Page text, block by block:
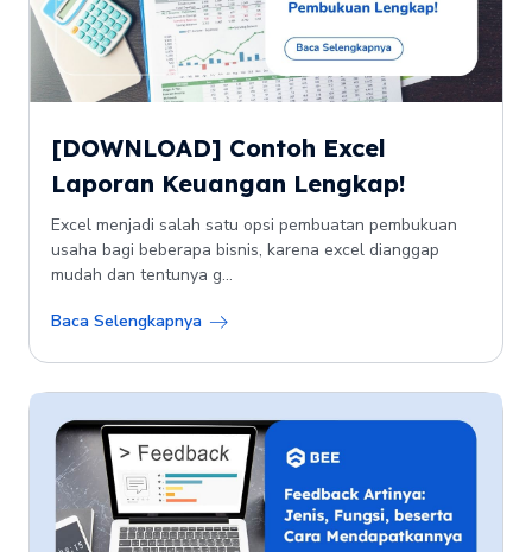
[DOWNLOAD] Contoh Excel
Laporan Keuangan Lengkap!
Excel menjadi salah satu opsi pembuatan pembukuan
usaha bagi beberapa bisnis, karena excel dianggap
mudah dan tentunya g...
Baca Selengkapnya